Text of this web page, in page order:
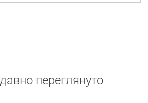
переглянуто